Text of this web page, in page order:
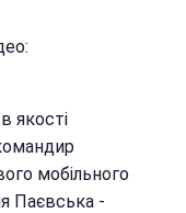
якості
мобільного
Паєвська -